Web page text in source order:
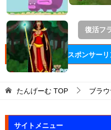
復活フ
スポンサーリ
たんげーむ TOP ブラ
サイトメニュー